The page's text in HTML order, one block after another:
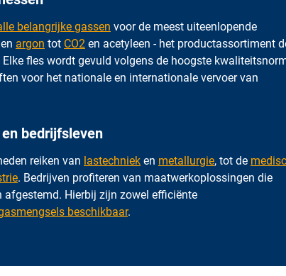
belangrijke gassen voor de meest uiteenlopende
en argon tot CO2 en acetyleen - het productassortiment
fles wordt gevuld volgens de hoogste
voor het nationale en internationale vervoer van
bedrijfsleven
reiken van lastechniek en metallurgie, tot de
. Bedrijven profiteren van maatwerkoplossingen die
Hierbij zijn zowel efficiënte
beschikbaar.